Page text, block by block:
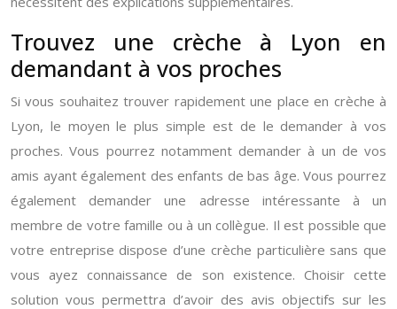
Trouvez une crèche à Lyon en
demandant à vos proches
Si vous souhaitez trouver rapidement une place en crèche à
Lyon, le moyen le plus simple est de le demander à vos
proches. Vous pourrez notamment demander à un de vos
amis ayant également des enfants de bas âge. Vous pourrez
également demander une adresse intéressante à un
membre de votre famille ou à un collègue. Il est possible que
votre entreprise dispose d’une crèche particulière sans que
vous ayez connaissance de son existence. Choisir cette
solution vous permettra d’avoir des avis objectifs sur les